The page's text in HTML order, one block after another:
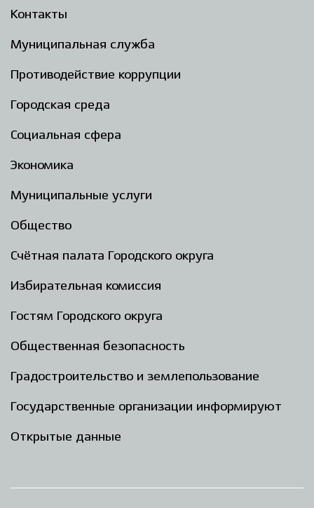
Контакты
Муниципальная служба
Противодействие коррупции
Городская среда
Социальная сфера
Экономика
Муниципальные услуги
Общество
Счётная палата Городского округа
Избирательная комиссия
Гостям Городского округа
Общественная безопасность
Градостроительство и землепользование
Государственные организации информируют
Открытые данные